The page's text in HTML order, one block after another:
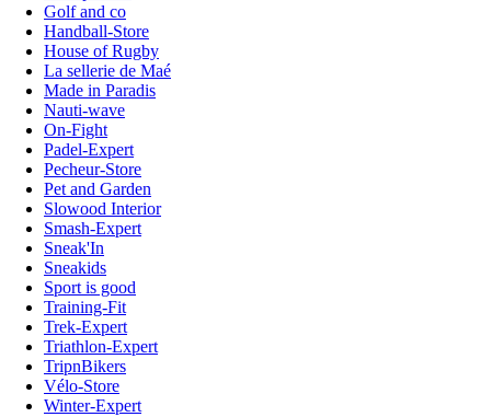
Golf and co
Handball-Store
House of Rugby
La sellerie de Maé
Made in Paradis
Nauti-wave
On-Fight
Padel-Expert
Pecheur-Store
Pet and Garden
Slowood Interior
Smash-Expert
Sneak'In
Sneakids
Sport is good
Training-Fit
Trek-Expert
Triathlon-Expert
TripnBikers
Vélo-Store
Winter-Expert